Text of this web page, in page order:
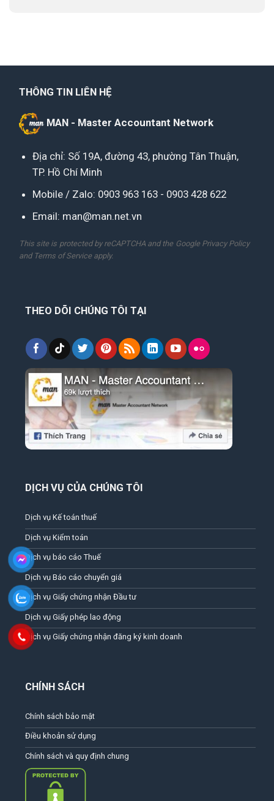
THÔNG TIN LIÊN HỆ
MAN - Master Accountant Network
Địa chỉ: Số 19A, đường 43, phường Tân Thuận,
TP. Hồ Chí Minh
Mobile / Zalo: 0903 963 163- 0903 428 622
Email: man@man.net.vn
This site is protected by reCAPTCHA and the Google Privacy Policy
and Terms of Serviceapply.
THEO DÕI CHÚNG TÔI TẠI
DỊCH VỤ CỦA CHÚNG TÔI
Dịch vụ Kế toán thuế
Dịch vụ Kiểm toán
Dịch vụ báo cáo Thuế
Dịch vụ Báo cáo chuyển giá
Dịch vụ Giấy chứng nhận Đầu tư
Dịch vụ Giấy phép lao động
Dịch vụ Giấy chứng nhận đăng ký kinh doanh
CHÍNH SÁCH
Chính sách bảo mật
Điều khoản sử dụng
Chính sách và quy định chung